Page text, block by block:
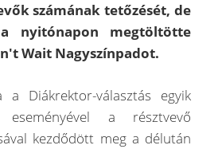
számának tetőzését, de
nyitónapon megtöltötte
Wait Nagyszínpadot.
Diákrektor-választás egyik
eseményével a résztvevő
kezdődött meg a délután